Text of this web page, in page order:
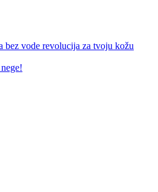
bez vode revolucija za tvoju kožu